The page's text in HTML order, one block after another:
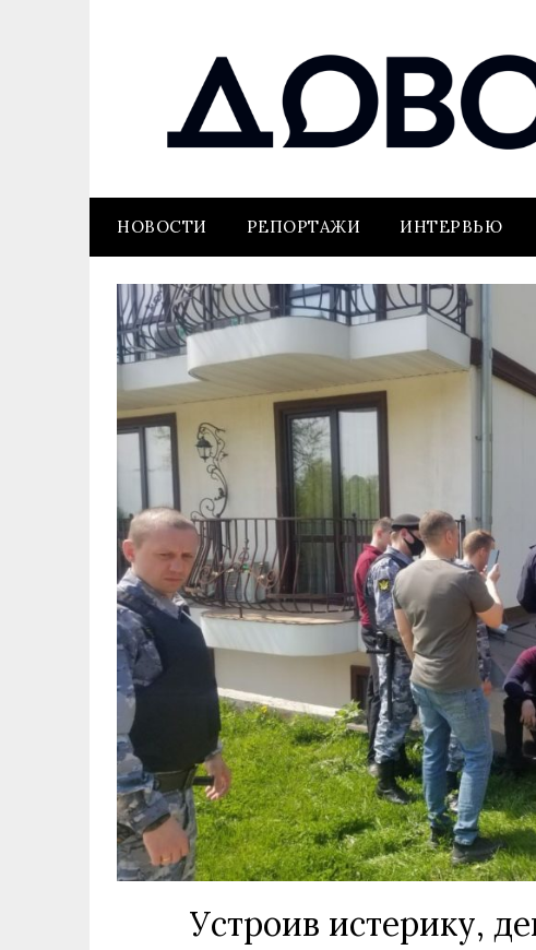
НОВОСТИ РЕПОРТАЖИ ИНТЕРВЬЮ
Устроив истерику,